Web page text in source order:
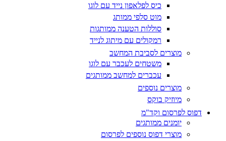
כיס לפלאפון נייד עם לוגו
מוט סלפי ממותג
סוללות הטענה ממותגות
רמקולים עם מיתוג לנייד
מוצרים לסביבת המחשב
משטחים לעכבר עם לוגו
עכברים למחשב ממותגים
מוצרים נוספים
מיוזיק בוקס
דפוס לפרסום וקד"מ
יומנים ממותגים
מוצרי דפוס נוספים לפרסום